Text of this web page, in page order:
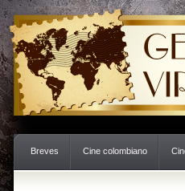
Breves Cine colombiano